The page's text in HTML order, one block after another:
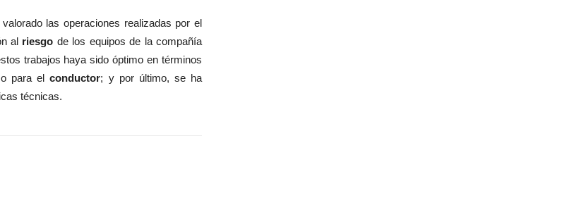
las operaciones realizadas por el
al riesgo de los equipos de la compañía
trabajos haya sido óptimo en términos
para elconductor; y por último, se ha
técnicas.